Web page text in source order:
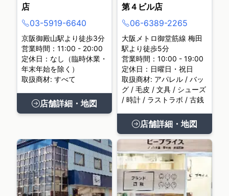
店
03-5919-6640
京阪御殿山駅より徒歩3分
営業時間：11:00 - 20:00
定休日：なし（臨時休業・
年末年始を除く）
取扱商材: すべて
店舗詳細・地図
第４ビル店
06-6389-2265
大阪メトロ御堂筋線 梅田
駅より徒歩5分
営業時間：10:00 - 19:00
定休日：日曜日・祝日
取扱商材: アパレル / バッ
グ / 毛皮 / 文具 / シューズ
/ 時計 / ラストラボ / 古銭
店舗詳細・地図